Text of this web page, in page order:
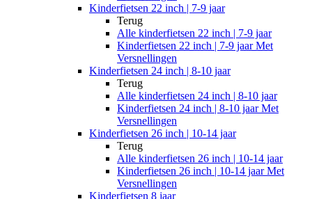
Kinderfietsen 22 inch | 7-9 jaar
Terug
Alle kinderfietsen 22 inch | 7-9 jaar
Kinderfietsen 22 inch | 7-9 jaar Met
Versnellingen
Kinderfietsen 24 inch | 8-10 jaar
Terug
Alle kinderfietsen 24 inch | 8-10 jaar
Kinderfietsen 24 inch | 8-10 jaar Met
Versnellingen
Kinderfietsen 26 inch | 10-14 jaar
Terug
Alle kinderfietsen 26 inch | 10-14 jaar
Kinderfietsen 26 inch | 10-14 jaar Met
Versnellingen
Kinderfietsen 8 jaar